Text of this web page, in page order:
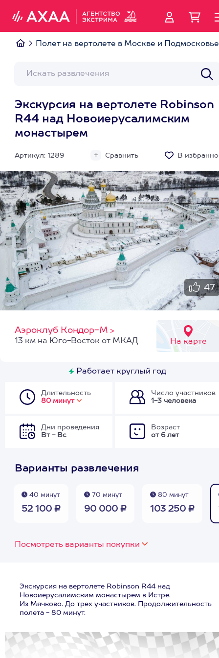
Полет на вертолете в Москве и Подмосковье
Экскурсия на вертолете Robinson
R44 над Новоиерусалимским
монастырем
Артикул: 1289 Сравнить В
47
Аэроклуб Кондор-М >
На карте
13 км на Юго-Восток от МКАД
Работает круглый год
Длительность
80 минут
Число участников
1-3 человека
Дни проведения
Вт - Вс
Возраст
от 6 лет
Варианты развлечения
40 минут
52 100 ₽
70 минут
90 000 ₽
80 минут
103 250 ₽
Посмотреть варианты покупки
Экскурсия на вертолете Robinson R44 над
Новоиерусалимским монастырем в Истре.
Из Мячково. До трех участников. Продолжительность
полета - 80 минут.